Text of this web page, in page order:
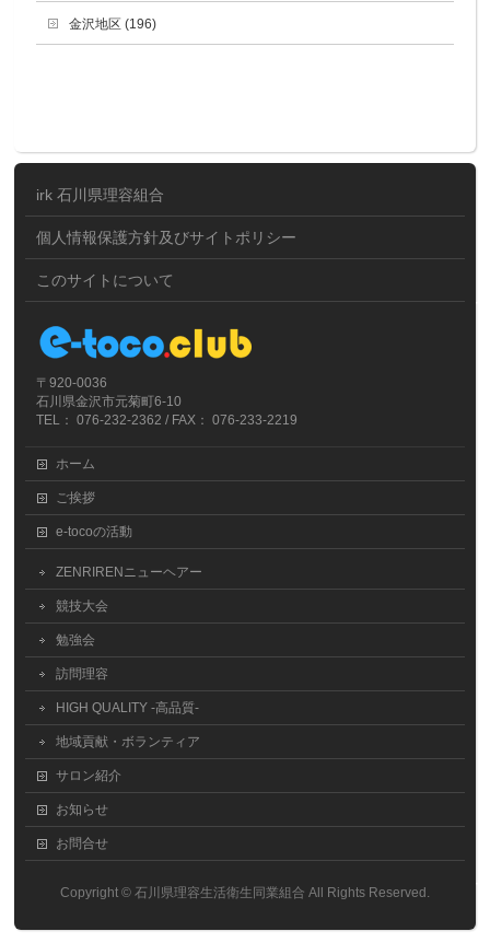
金沢地区 (196)
irk 石川県理容組合
個人情報保護方針及びサイトポリシー
このサイトについて
〒920-0036
石川県金沢市元菊町6-10
TEL： 076-232-2362 / FAX： 076-233-2219
ホーム
ご挨拶
e-tocoの活動
ZENRIRENニューヘアー
競技大会
勉強会
訪問理容
HIGH QUALITY -高品質-
地域貢献・ボランティア
サロン紹介
お知らせ
お問合せ
Copyright © 石川県理容生活衛生同業組合 All Rights Reserved.